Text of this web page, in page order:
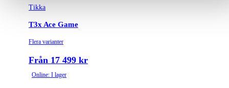
Tikka
T3x Ace Game
Flera varianter
Från 17 499 kr
Online: I lager